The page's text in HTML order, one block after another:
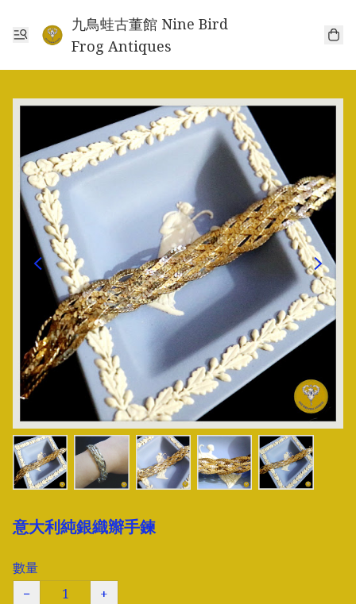
九鳥蛙古董館 Nine Bird
Frog Antiques
意大利純銀織辮手鍊
數量
−
+